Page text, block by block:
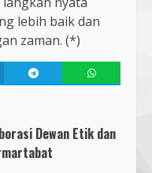
lebih baik dan
zaman. (*)
Dewan Etik dan